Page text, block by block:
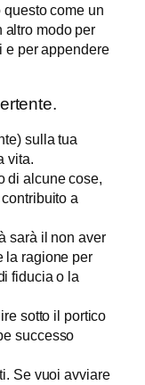
come un
altro modo per
e per appendere
sulla tua
vita.
di alcune cose,
a
sarà il non aver
la ragione per
fiducia o la
sotto il portico
successo
Se vuoi avviare